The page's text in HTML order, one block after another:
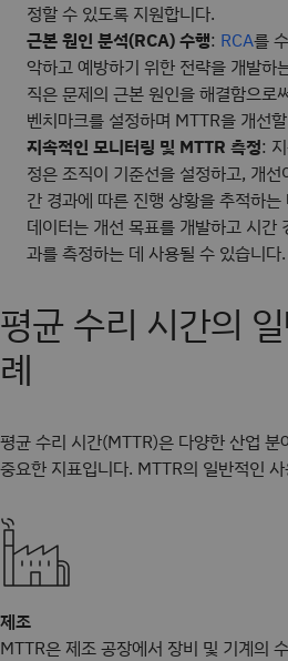
정할 수 있도록 지원합니다.
근본 원인 분석(RCA) 수행: RCA를
악하고 예방하기 위한 전략을 개발하
직은 문제의 근본 원인을 해결함으로
벤치마크를 설정하며 MTTR을 개선
지속적인 모니터링 및 MTTR 측정:
정은 조직이 기준선을 설정하고, 개
간 경과에 따른 진행 상황을 추적하
데이터는 개선 목표를 개발하고 시간
과를 측정하는 데 사용될 수 있습니다.
평균 수리 시간의
례
평균 수리 시간(MTTR)은 다양한 산업 분
중요한 지표입니다. MTTR의 일반적인
제조
MTTR은 제조 공장에서 장비 및 기계의